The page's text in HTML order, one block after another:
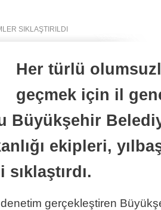
SIKLAŞTIRILDI
Her türlü
geçmek için il
Büyükşehir
ekipleri,
denetim gerçekleştiren